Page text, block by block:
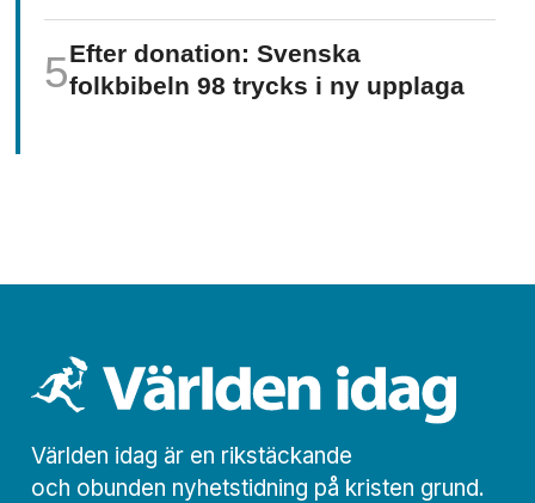
Efter donation: Svenska
folkbibeln 98 trycks i ny upplaga
Världen idag är en rikstäckande
och obunden nyhets­­­tidning på kristen grund.